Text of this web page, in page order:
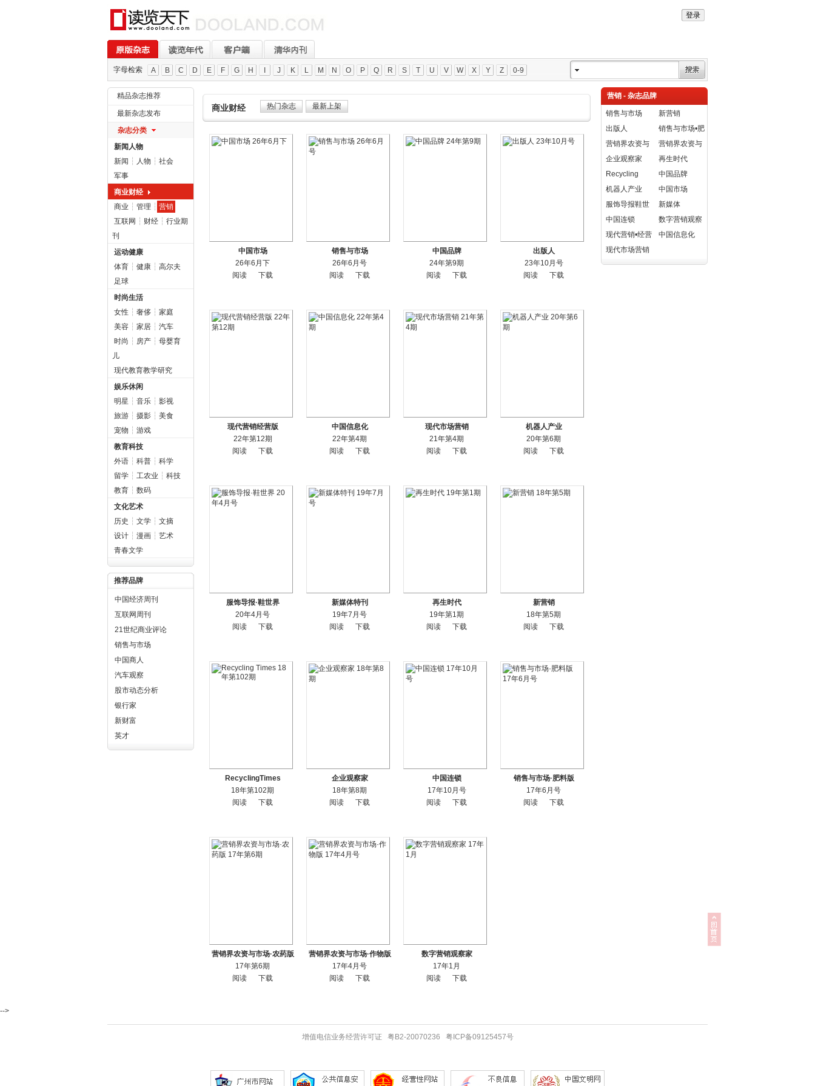
字母检索 A B C D E F G H J K L M N O P Q R S T U V W X Y Z 0-9
精品杂志推荐
最新杂志发布
杂志分类
新闻人物
新闻 ┆ 人物 ┆ 社会
军事
商业财经
商业 ┆ 管理 ┆ 营销
互联网 ┆ 财经 ┆ 行业期
刊
运动健康
体育 ┆ 健康 ┆ 高尔夫
足球
时尚生活
女性 ┆ 奢侈 ┆ 家庭
美容 ┆ 家居 ┆ 汽车
时尚 ┆ 房产 ┆ 母婴育
儿
现代教育教学研究
娱乐休闲
明星 ┆ 音乐 ┆ 影视
旅游 ┆ 摄影 ┆ 美食
宠物 ┆ 游戏
教育科技
外语 ┆ 科普 ┆ 科学
留学 ┆ 工农业 ┆ 科技
教育 ┆ 数码
文化艺术
历史 ┆ 文学 ┆ 文摘
设计 ┆ 漫画 ┆ 艺术
青春文学
推荐品牌
中国经济周刊
互联网周刊
21世纪商业评论
销售与市场
中国商人
汽车观察
股市动态分析
银行家
新财富
英才
商业财经 热门杂志 最新上架
中国市场
26年6月下
阅读
下载
销售与市场
26年6月号
阅读
下载
中国品牌
24年第9期
阅读
下载
出版人
23年10月号
阅读
下载
现代营销经营版
22年第12期
阅读
下载
中国信息化
22年第4期
阅读
下载
现代市场营销
21年第4期
阅读
下载
机器人产业
20年第6期
阅读
下载
服饰导报·鞋世界
20年4月号
阅读
下载
新媒体特刊
19年7月号
阅读
下载
再生时代
19年第1期
阅读
下载
新营销
18年第5期
阅读
下载
RecyclingTimes
18年第102期
阅读
下载
企业观察家
18年第8期
阅读
下载
中国连锁
17年10月号
阅读
下载
销售与市场·肥料版
17年6月号
阅读
下载
营销界农资与市场·农药版
17年第6期
阅读
下载
营销界农资与市场·作物版
17年4月号
阅读
下载
数字营销观察家
17年1月
阅读
下载
营销 - 杂志品牌
销售与市场
新营销
出版人
销售与市场•肥
料版
营销界农资与
市场•农药版
营销界农资与
市场•作物版
企业观察家
再生时代
Recycling
Times
中国品牌
机器人产业
中国市场
服饰导报鞋世
界
新媒体
中国连锁
数字营销观察
家
现代营销•经营
版
中国信息化
现代市场营销
-->
增值电信业务经营许可证 粤B2-20070236 粤ICP备09125457号